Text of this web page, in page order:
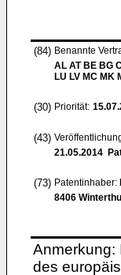
(84) Benannte
AL AT BE BG
LU LV MC MK
(30) Priorität:
(43)
21.05.2014
(73) Patentinhaber:
8406
Anmerkung:
des